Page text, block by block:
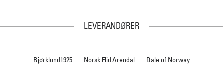
LEVERANDØRER
Bjørklund1925 Norsk Flid Arendal Dale of Norway